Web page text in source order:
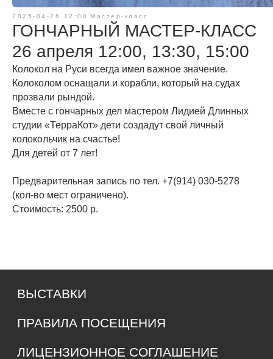
2025-04-26 12:00 Мастер-класс
ГОНЧАРНЫЙ МАСТЕР-КЛАСС
26 апреля 12:00, 13:30, 15:00
Колокол на Руси всегда имел важное значение.
Колоколом оснащали и корабли, который на судах
прозвали рындой.
Вместе с гончарных дел мастером Лидией Длинных
студии «ТерраКот» дети создадут свой личный
колокольчик на счастье!
Для детей от 7 лет!
Предварительная запись по тел. +7(914) 030-5278
(кол-во мест ограничено).
Стоимость: 2500 р.
ПРАВИЛА ПОСЕЩЕНИЯ
ЛИЦЕНЗИОННОЕ СОГЛАШЕНИЕ
ПРАВОВАЯ ИНФОРМАЦИЯ
ПРЕДЛОЖИТЬ СОБЫТИЕ
ВЫСТАВКИ
МЫ В МЕДИА
ЧАСЫ РАБОТЫ
КОНТАКТЫ
Телеграмм Вконтакте
Среда – воскресенье
с 11:00 до 20:00
685000, г. Магадан,
main@rynda49.ru